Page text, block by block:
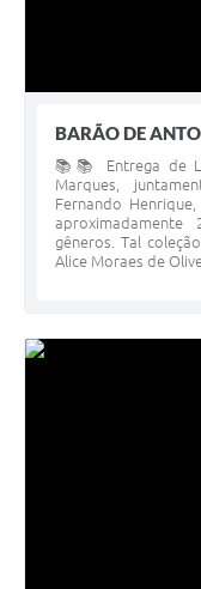
BARÃO DE
📚📚 Entrega de
Marques,
Fernando
aproximadamente
gêneros. Tal
Alice Moraes de